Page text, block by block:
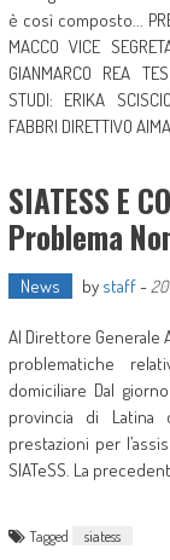
è così composto...
MACCO VICE
GIANMARCO REA
STUDI: ERIKA
FABBRI DIRETTIVO
SIATESS E
Problema
News by staff-
Al Direttore Generale
problematiche
domiciliare Dal
provincia di
prestazioni per
SIATeSS. La
Tagged siatess